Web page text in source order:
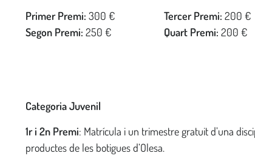
Primer Premi: 300 €
Segon Premi: 250 €
Tercer Premi: 200 €
Quart Premi: 200 €
Categoria Juvenil
1r i 2n Premi: Matrícula i un trimestre gratuit d’una
productes de les botigues d’Olesa.